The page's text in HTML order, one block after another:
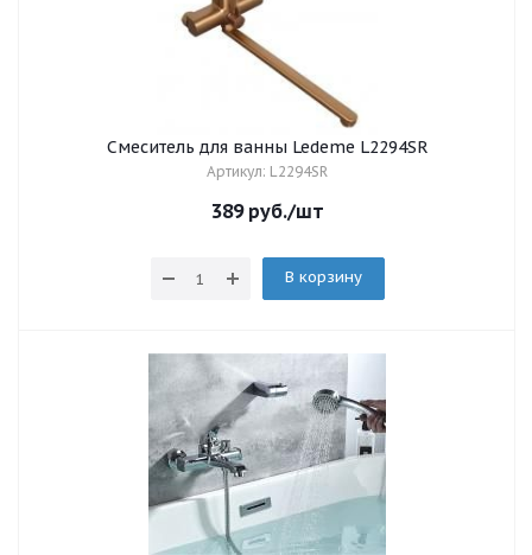
Смеситель для ванны Ledeme L2294SR
Артикул: L2294SR
389руб./шт
В корзину